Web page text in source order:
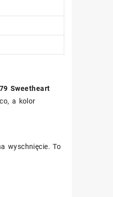
Sweetheart
a kolor
wyschnięcie. To